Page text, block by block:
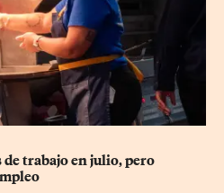
de trabajo en julio, pero